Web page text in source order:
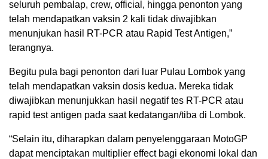
seluruh pembalap, crew, official, hingga penonton yang
telah mendapatkan vaksin 2 kali tidak diwajibkan
menunjukan hasil RT-PCR atau Rapid Test Antigen,”
terangnya.
Begitu pula bagi penonton dari luar Pulau Lombok yang
telah mendapatkan vaksin dosis kedua. Mereka tidak
diwajibkan menunjukkan hasil negatif tes RT-PCR atau
rapid test antigen pada saat kedatangan/tiba di Lombok.
“Selain itu, diharapkan dalam penyelenggaraan MotoGP
dapat menciptakan multiplier effect bagi ekonomi lokal dan